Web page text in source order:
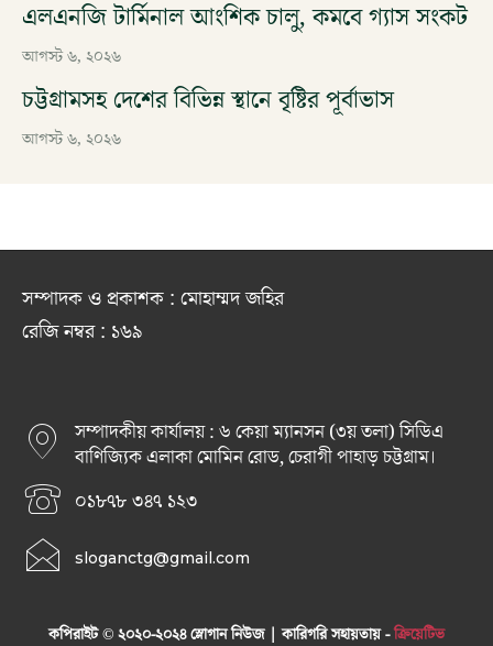
এলএনজি টার্মিনাল আংশিক চালু, কমবে গ্যাস সংকট
আগস্ট ৬, ২০২৬
চট্টগ্রামসহ দেশের বিভিন্ন স্থানে বৃষ্টির পূর্বাভাস
আগস্ট ৬, ২০২৬
সম্পাদক ও প্রকাশক : মোহাম্মদ জহির
রেজি নম্বর : ১৬৯
সম্পাদকীয় কার্যালয় : ৬ কেয়া ম্যানসন (৩য় তলা) সিডিএ
বাণিজ্যিক এলাকা মোমিন রোড, চেরাগী পাহাড় চট্টগ্রাম।
০১৮৭৮ ৩৪৭ ১২৩
sloganctg@gmail.com
কপিরাইট © ২০২০-২০২৪ স্লোগান নিউজ | কারিগরি সহায়তায় -ক্রিয়েটিভ